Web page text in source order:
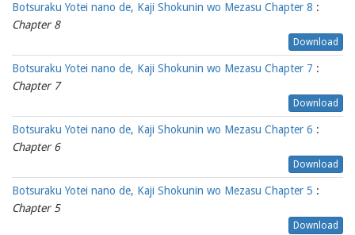
Botsuraku Yotei nano de, Kaji Shokunin wo Mezasu Chapter 8 :
Chapter 8
Download
Botsuraku Yotei nano de, Kaji Shokunin wo Mezasu Chapter 7 :
Chapter 7
Download
Botsuraku Yotei nano de, Kaji Shokunin wo Mezasu Chapter 6 :
Chapter 6
Download
Botsuraku Yotei nano de, Kaji Shokunin wo Mezasu Chapter 5 :
Chapter 5
Download